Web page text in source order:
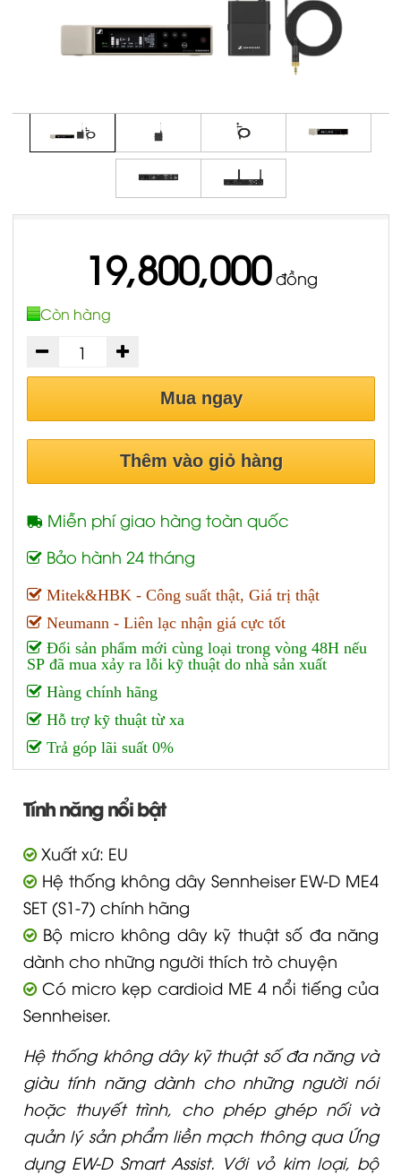
19,800,000đồng
Còn hàng
Mua ngay
Thêm vào giỏ hàng
Miễn phí giao hàng toàn quốc
Bảo hành 24 tháng
Mitek&HBK - Công suất thật, Giá trị thật
Neumann - Liên lạc nhận giá cực tốt
Đổi sản phẩm mới cùng loại trong vòng 48H nếu
SP đã mua xảy ra lỗi kỹ thuật do nhà sản xuất
Hàng chính hãng
Hỗ trợ kỹ thuật từ xa
Trả góp lãi suất 0%
Tính năng nổi bật
Xuất xứ: EU
Hệ thống không dây Sennheiser EW-D ME4
SET (S1-7) chính hãng
Bộ micro không dây kỹ thuật số đa năng
dành cho những người thích trò chuyện
Có micro kẹp cardioid ME 4 nổi tiếng của
Sennheiser.
Hệ thống không dây kỹ thuật số đa năng và
giàu tính năng dành cho những người nói
hoặc thuyết trình, cho phép ghép nối và
quản lý sản phẩm liền mạch thông qua Ứng
dụng EW-D Smart Assist. Với vỏ kim loại, bộ